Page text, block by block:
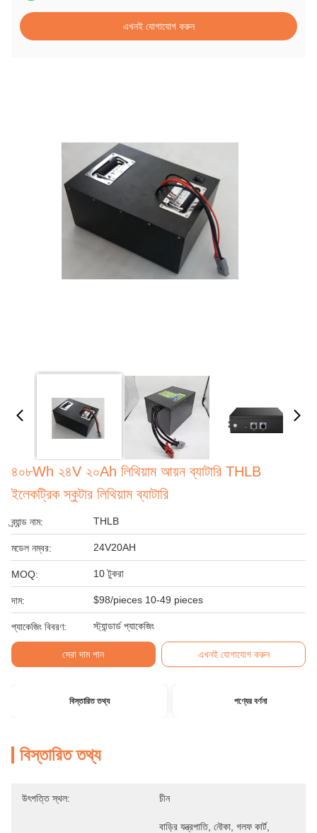
এখনই যোগাযোগ করুন
৪০৮Wh ২৪V ২০Ah লিথিয়াম আয়ন ব্যাটারি THLB
ইলেকট্রিক স্কুটার লিথিয়াম ব্যাটারি
ব্র্যান্ড নাম: THLB
মডেল নম্বর: 24V20AH
MOQ: 10 টুকরা
দাম: $98/pieces 10-49 pieces
প্যাকেজিং বিবরণ: স্ট্যান্ডার্ড প্যাকেজিং
সেরা দাম পান এখনই যোগাযোগ করুন
বিস্তারিত তথ্য পণ্যের বর্ণনা
বিস্তারিত তথ্য
উৎপত্তি স্থল: চীন
বাড়ির যন্ত্রপাতি, নৌকা, গলফ কার্ট,